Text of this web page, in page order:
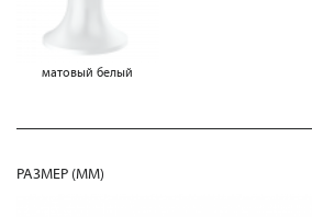
матовый белый
РАЗМЕР (MM)